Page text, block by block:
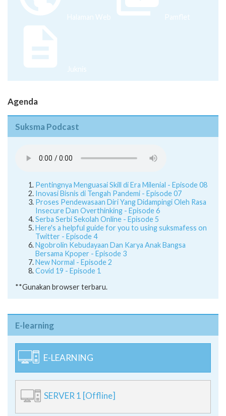
Halaman Web Pamflet
Juknis
Agenda
Suksma Podcast
Pentingnya Menguasai Skill di Era Milenial - Episode 08
Inovasi Bisnis di Tengah Pandemi - Episode 07
Proses Pendewasaan Diri Yang Didampingi Oleh Rasa
Insecure Dan Overthinking - Episode 6
Serba Serbi Sekolah Online - Episode 5
Here's a helpful guide for you to using suksmafess on
Twitter - Episode 4
Ngobrolin Kebudayaan Dan Karya Anak Bangsa
Bersama Kpoper - Episode 3
New Normal - Episode 2
Covid 19 - Episode 1
**Gunakan browser terbaru.
E-learning
E-LEARNING
SERVER 1 [Offline]